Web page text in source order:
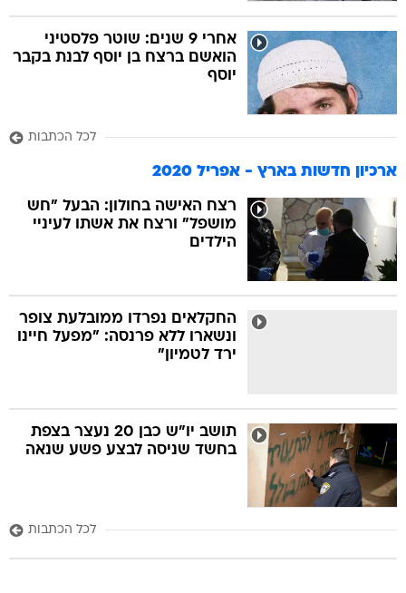
אחרי 9 שנים: שוטר פלסטיני
הואשם ברצח בן יוסף לבנת בקבר
יוסף
לכל הכתבות
ארכיון חדשות בארץ - אפריל 2020
רצח האישה בחולון: הבעל "חש
מושפל" ורצח את אשתו לעיניי
הילדים
החקלאים נפרדו ממובלעת צופר
ונשארו ללא פרנסה: "מפעל חיינו
ירד לטמיון"
תושב יו"ש כבן 20 נעצר בצפת
בחשד שניסה לבצע פשע שנאה
לכל הכתבות